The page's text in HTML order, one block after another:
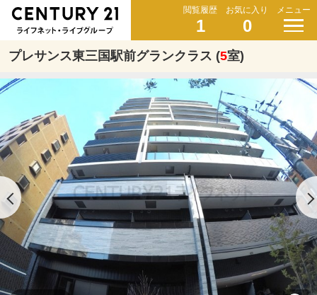
閲覧履歴
1
お気に入り
0
メニュー
プレサンス東三国駅前グランクラス (5室)